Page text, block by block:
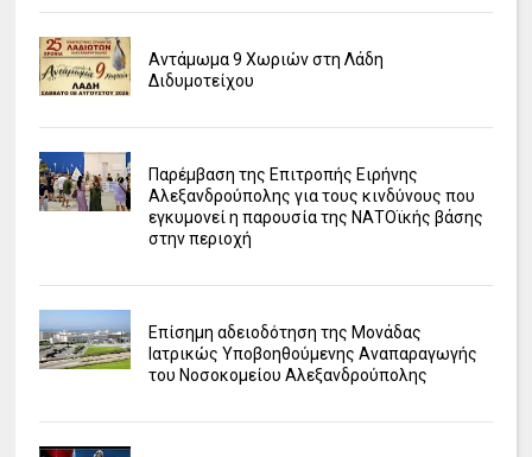
Αντάμωμα 9 Χωριών στη Λάδη
Διδυμοτείχου
Παρέμβαση της Επιτροπής Ειρήνης
Αλεξανδρούπολης για τους κινδύνους που
εγκυμονεί η παρουσία της ΝΑΤΟϊκής βάσης
στην περιοχή
Επίσημη αδειοδότηση της Μονάδας
Ιατρικώς Υποβοηθούμενης Αναπαραγωγής
του Νοσοκομείου Αλεξανδρούπολης